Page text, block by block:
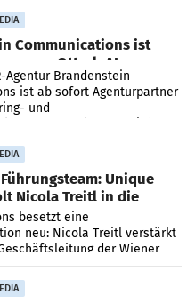
Communications ist
von OtterlyAI
Agentur Brandenstein
ist ab sofort Agenturpartner
und
Unique
Nicola Treitl in die
besetzt eine
neu: Nicola Treitl verstärkt
der Wiener
der Seite von Josef Kalina und